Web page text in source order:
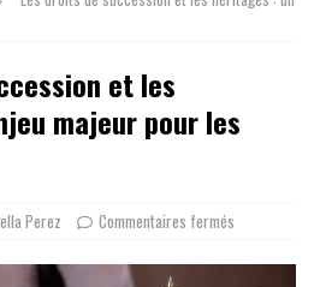
et les
majeur pour les
Perez Commentaires fermés